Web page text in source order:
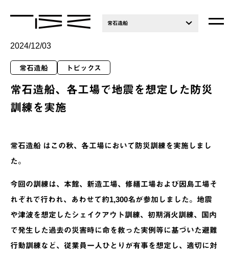
常石造船
2024/12/03
常石造船 トピックス
常石造船、各工場で地震を想定した防災
訓練を実施
常石造船 はこの秋、各工場において防災訓練を実施しまし
た。
今回の訓練は、本館、新造工場、修繕工場および因島工場そ
れぞれで行われ、あわせて約1,300名が参加しました。地震
や津波を想定したシェイクアウト訓練、初期消火訓練、国内
で発生した過去の災害時に命を救った実例等に基づいた避難
行動訓練など、従業員一人ひとりが有事を想定し、適切に対